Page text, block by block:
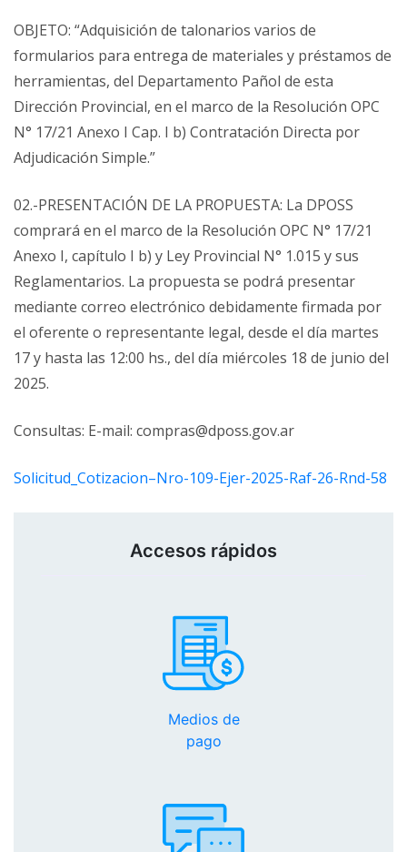
OBJETO: “Adquisición de talonarios varios de
formularios para entrega de materiales y préstamos de
herramientas, del Departamento Pañol de esta
Dirección Provincial, en el marco de la Resolución OPC
N° 17/21 Anexo I Cap. I b) Contratación Directa por
Adjudicación Simple.”
02.-PRESENTACIÓN DE LA PROPUESTA: La DPOSS
comprará en el marco de la Resolución OPC N° 17/21
Anexo I, capítulo I b) y Ley Provincial N° 1.015 y sus
Reglamentarios. La propuesta se podrá presentar
mediante correo electrónico debidamente firmada por
el oferente o representante legal, desde el día martes
17 y hasta las 12:00 hs., del día miércoles 18 de junio del
2025.
Consultas: E-mail: compras@dposs.gov.ar
Solicitud_Cotizacion–Nro-109-Ejer-2025-Raf-26-Rnd-58
Accesos rápidos
Medios de
pago